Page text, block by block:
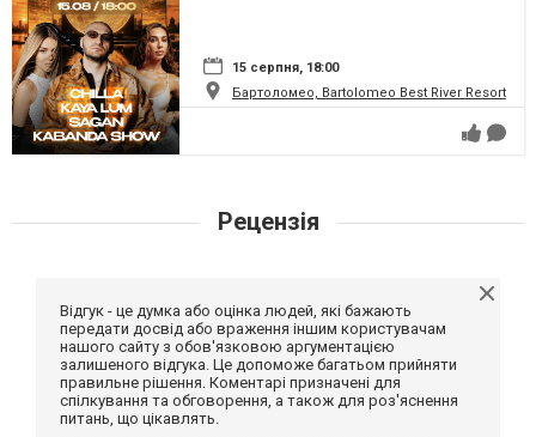
15 серпня, 18:00
Бартоломео, Bartolomeo Best River Resort
Рецензія
Відгук - це думка або оцінка людей, які бажають
передати досвід або враження іншим користувачам
нашого сайту з обов'язковою аргументацією
залишеного відгука. Це допоможе багатьом прийняти
правильне рішення. Коментарі призначені для
спілкування та обговорення, а також для роз'яснення
питань, що цікавлять.